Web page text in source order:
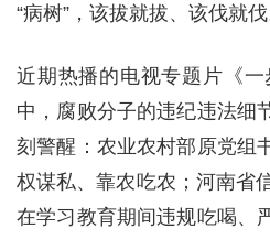
“病树”，该拔就拔、该伐就伐
近期热播的电视专题片《一
中，腐败分子的违纪违法细
刻警醒：农业农村部原党组
权谋私、靠农吃农；河南省
在学习教育期间违规吃喝、